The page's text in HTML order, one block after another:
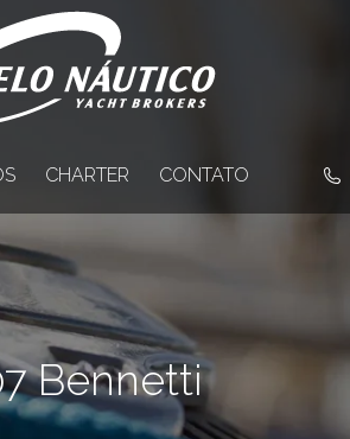
CHARTER CONTATO
Bennetti